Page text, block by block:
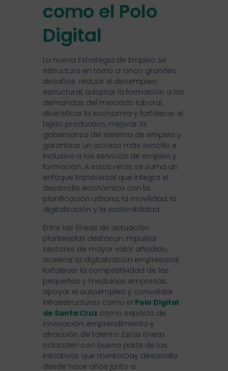
como el Polo
Digital
La nueva Estrategia de Empleo se
estructura en torno a cinco grandes
desafíos: reducir el desempleo
estructural, adaptar la formación a las
demandas del mercado laboral,
diversificar la economía y fortalecer el
tejido productivo, mejorar la
gobernanza del sistema de empleo y
garantizar un acceso más sencillo e
inclusivo a los servicios de empleo y
formación. A estos retos se suma un
enfoque transversal que integra el
desarrollo económico con la
planificación urbana, la movilidad, la
digitalización y la sostenibilidad.
Entre las líneas de actuación
planteadas destacan impulsar
sectores de mayor valor añadido,
acelerar la digitalización empresarial,
fortalecer la competitividad de las
pequeñas y medianas empresas,
apoyar el autoempleo y consolidar
infraestructuras como el Polo Digital
de Santa Cruz como espacio de
innovación, emprendimiento y
atracción de talento. Estas líneas
coinciden con buena parte de las
iniciativas que mentorDay desarrolla
desde hace años junto a